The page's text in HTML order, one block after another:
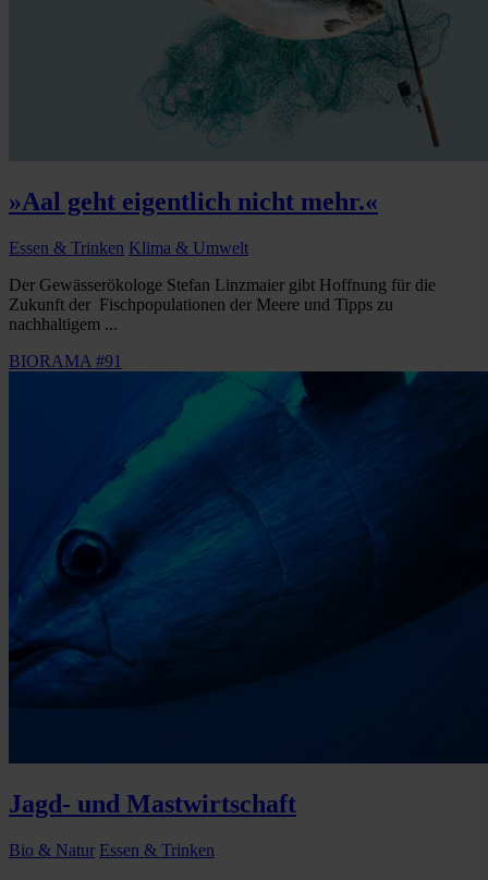
»Aal geht eigentlich nicht mehr.«
Essen & Trinken Klima & Umwelt
Der Gewässerökologe Stefan Linzmaier gibt Hoffnung für die
Zukunft der Fischpopulationen der Meere und Tipps zu
nachhaltigem ...
BIORAMA #91
Jagd- und Mastwirtschaft
Bio & Natur Essen & Trinken